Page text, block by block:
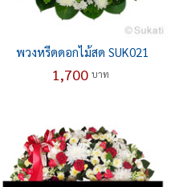
พวงหรีดดอกไม้สด SUK021
1,700 บาท